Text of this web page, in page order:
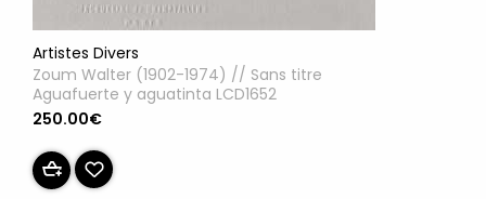
Artistes Divers
Zoum Walter (1902-1974) // Sans titre
Aguafuerte y aguatinta LCD1652
250.00€